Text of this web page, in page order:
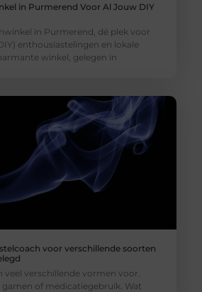
in Purmerend Voor Al Jouw DIY
in Purmerend, dé plek voor
enthousiastelingen en lokale
winkel, gelegen in
voor verschillende soorten
veel verschillende vormen voor.
gamen of medicatiegebruik. Wat